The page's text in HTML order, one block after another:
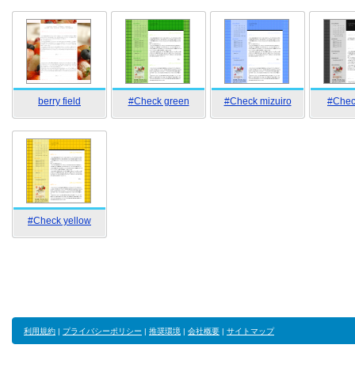
berry field #Check green #Check mizuiro
#Check yellow
利用規約 | プライバシーポリシー | 推奨環境 | 会社概要 | サイトマップ